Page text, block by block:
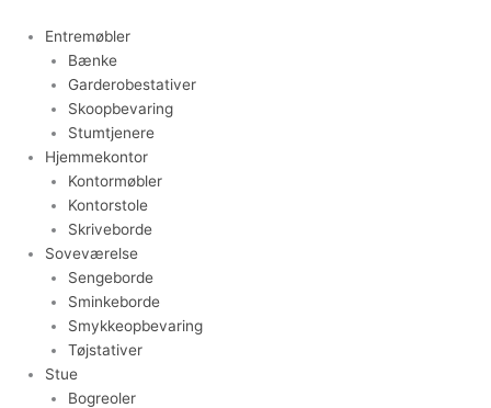
Entremøbler
Bænke
Garderobestativer
Skoopbevaring
Stumtjenere
Hjemmekontor
Kontormøbler
Kontorstole
Skriveborde
Soveværelse
Sengeborde
Sminkeborde
Smykkeopbevaring
Tøjstativer
Stue
Bogreoler